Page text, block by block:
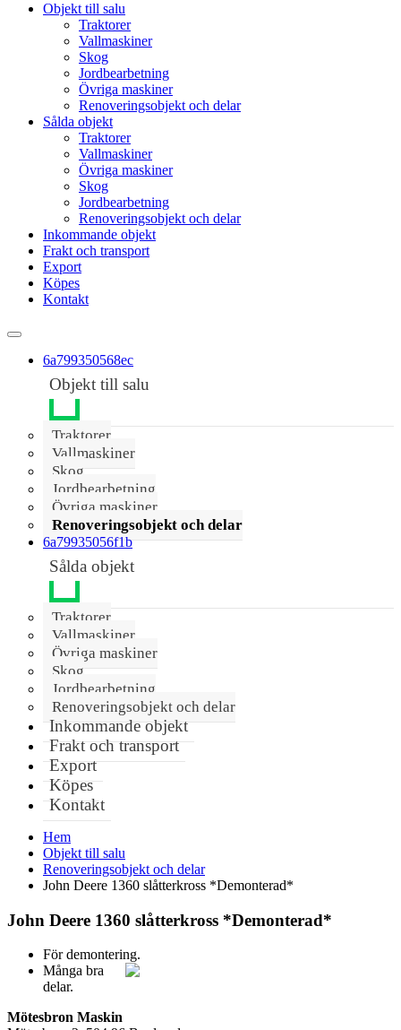
Objekt till salu
Traktorer
Vallmaskiner
Skog
Jordbearbetning
Övriga maskiner
Renoveringsobjekt och delar
Sålda objekt
Traktorer
Vallmaskiner
Övriga maskiner
Skog
Jordbearbetning
Renoveringsobjekt och delar
Inkommande objekt
Frakt och transport
Export
Köpes
Kontakt
6a799350568ec
Objekt till salu
Traktorer
Vallmaskiner
Skog
Jordbearbetning
Övriga maskiner
Renoveringsobjekt och delar
6a79935056f1b
Sålda objekt
Traktorer
Vallmaskiner
Övriga maskiner
Skog
Jordbearbetning
Renoveringsobjekt och delar
Inkommande objekt
Frakt och transport
Export
Köpes
Kontakt
Hem
Objekt till salu
Renoveringsobjekt och delar
John Deere 1360 slåtterkross *Demonterad*
John Deere 1360 slåtterkross *Demonterad*
För demontering.
Många bra
delar.
Mötesbron Maskin